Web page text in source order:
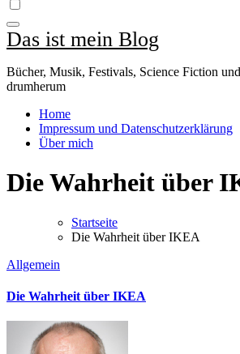
Das ist mein Blog
Bücher, Musik, Festivals, Science Fiction
drumherum
Home
Impressum und Datenschutzerklärung
Über mich
Die Wahrheit über
Startseite
Die Wahrheit über IKEA
Allgemein
Die Wahrheit über IKEA